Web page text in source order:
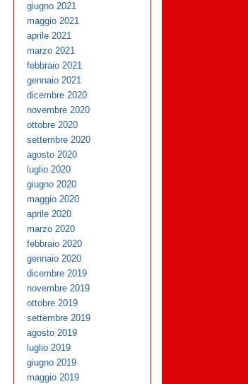
giugno 2021
maggio 2021
aprile 2021
marzo 2021
febbraio 2021
gennaio 2021
dicembre 2020
novembre 2020
ottobre 2020
settembre 2020
agosto 2020
luglio 2020
giugno 2020
maggio 2020
aprile 2020
marzo 2020
febbraio 2020
gennaio 2020
dicembre 2019
novembre 2019
ottobre 2019
settembre 2019
agosto 2019
luglio 2019
giugno 2019
maggio 2019